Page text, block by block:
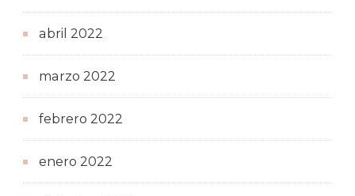
abril 2022
marzo 2022
febrero 2022
enero 2022